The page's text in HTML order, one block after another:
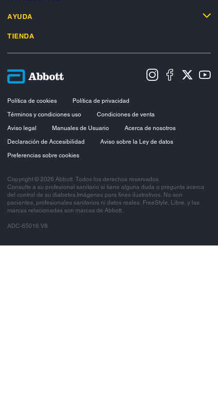
AYUDA
TIENDA
Política de cookies
Política de privacidad
Términos y condiciones uso
Condiciones de venta
Aviso legal
Manuales de Usuario
Acerca de nosotros
Declaración de Accesibilidad
Aviso sobre la Ley de datos
Preferencias sobre cookies
Copyright © 2026 Abbott. Todos los derechos reservados.
Consulte a su profesional sanitario si tiene alguna duda o pregunta acerca
del control de su diabetes.Imágenes para fines ilustrativos. No son
pacientes, profesionales sanitarios ni datos reales. FreeStyle, Libre, y las
marcas relacionadas son marcas de Abbott.
ADC-65016 V8